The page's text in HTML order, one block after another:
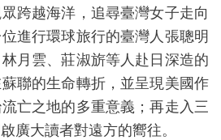
跨越海洋，追尋臺灣女子走向
進行環球旅行的臺灣人張聰明
月雲、莊淑旂等人赴日深造的
聯的生命轉折，並呈現美國作
亡之地的多重意義；再走入三
廣大讀者對遠方的嚮往。